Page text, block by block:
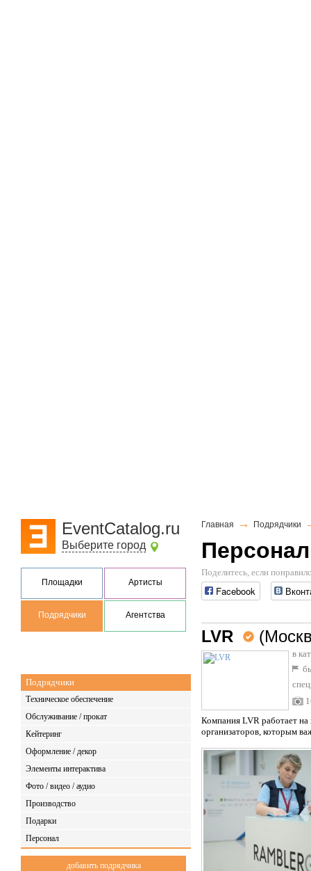
EventCatalog.ru
Выберите город
Площадки Артисты
Подрядчики Агентства
Подрядчики
Техническое обеспечение
Обслуживание / прокат
Кейтеринг
Оформление / декор
Элементы интерактива
Фото / видео / аудио
Производство
Подарки
Персонал
добавить подрядчика
Главная → Подрядчики
Поделитесь, если
Facebook
LVR
в
Компания LVR работает
организаторов, которым